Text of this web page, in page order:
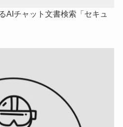
AIチャット文書検索「セキュ